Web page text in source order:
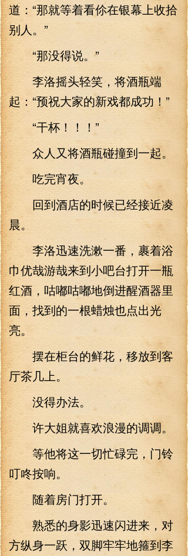
道：“那就等着看伱在银幕上收拾
别人。”
“那没得说。”
李洛摇头轻笑，将酒瓶端
起：“预祝大家的新戏都成功！”
“干杯！！！”
众人又将酒瓶碰撞到一起。
吃完宵夜。
回到酒店的时候已经接近凌
晨。
李洛迅速洗漱一番，裹着浴
巾优哉游哉来到小吧台打开一瓶
红酒，咕嘟咕嘟地倒进醒酒器里
面，找到的一根蜡烛也点出光
亮。
摆在柜台的鲜花，移放到客
厅茶几上。
没得办法。
许大姐就喜欢浪漫的调调。
等他将这一切忙碌完，门铃
叮咚按响。
随着房门打开。
熟悉的身影迅速闪进来，对
方纵身一跃，双脚牢牢地箍到李